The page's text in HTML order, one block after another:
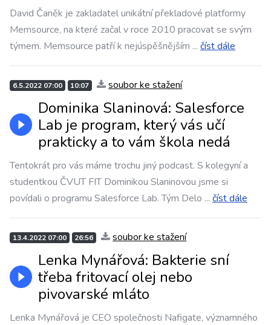
David Čaněk je zakladatel unikátní překladové platformy
Memsource, na které začal v roce 2010 pracovat se svým
týmem. Memsource patří k nejúspěšnějším ... číst dále
6.5.2022 07:00 10:07 soubor ke stažení
Dominika Slaninová: Salesforce
Lab je program, který vás učí
prakticky a to vám škola nedá
Tentokrát pro vás máme trochu jiný podcast. S kolegyní a
studentkou ČVUT FIT Dominikou Slaninovou jsme si
povídali o programu Salesforce Lab. Tým Delo ... číst dále
13.4.2022 07:00 26:56 soubor ke stažení
Lenka Mynářová: Bakterie sní
třeba fritovací olej nebo
pivovarské mláto
Lenka Mynářová je CEO společnosti Nafigate, významného